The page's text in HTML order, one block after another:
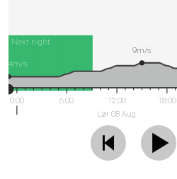
Next night
0:00 6:00
12:00
Lør 08 Aug
18:00
9m/s
4m/s